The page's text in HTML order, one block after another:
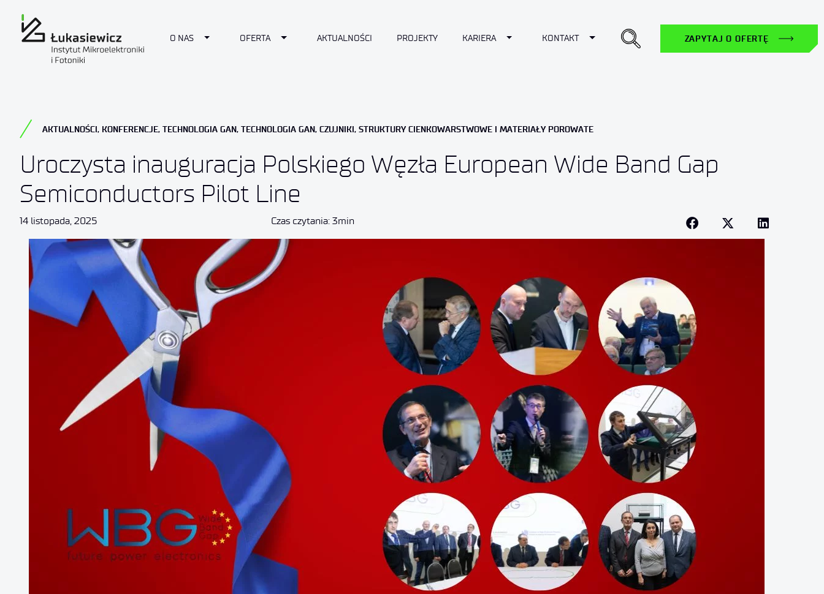
O NAS Toggle Dropdown
OFERTA Toggle Dropdown
AKTUALNOŚCI PROJEKTY KARIERA Toggle Dropdown
KONTAKT Toggle Dropdown ZAPYTAJ O OFERTĘ
AKTUALNOŚCI, KONFERENCJE, TECHNOLOGIA GAN, TECHNOLOGIA GAN, CZUJNIKI, STRUKTURY CIENKOWARSTWOWE I MATERIAŁY POROWATE
Uroczysta inauguracja Polskiego Węzła European Wide Band Gap
Semiconductors Pilot Line
14 listopada, 2025 Czas czytania: 3min